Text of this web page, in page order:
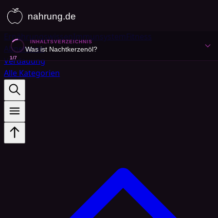
ErnährungswissenImmunsystemFitness
Abnehmen
Verdauung
Alle Kategorien
1/7
INHALTSVERZEICHNIS
Was ist Nachtkerzenöl?